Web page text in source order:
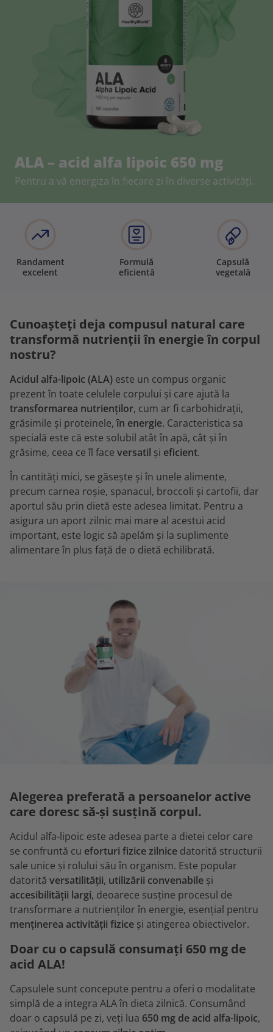
ALA – acid alfa lipoic 650 mg
Pentru a vă energiza în fiecare zi în diverse activități.
Randament
excelent
Formulă
eficientă
Capsulă
vegetală
Cunoașteți deja compusul natural care
transformă nutrienții în energie în corpul
nostru?
Acidul alfa-lipoic (ALA) este un compus organic
prezent în toate celulele corpului și care ajută la
transformarea nutrienților, cum ar fi carbohidrații,
grăsimile și proteinele,în energie. Caracteristica sa
specială este că este solubil atât în apă, cât și în
grăsime, ceea ce îl face versatil și eficient.
În cantități mici, se găsește și în unele alimente,
precum carnea roșie, spanacul, broccoli și cartofii, dar
aportul său prin dietă este adesea limitat. Pentru a
asigura un aport zilnic mai mare al acestui acid
important, este logic să apelăm și la suplimente
alimentare în plus față de o dietă echilibrată.
Alegerea preferată a persoanelor active
care doresc să-și susțină corpul.
Acidul alfa-lipoic este adesea parte a dietei celor care
se confruntă cu eforturi fizice zilnice datorită structurii
sale unice și rolului său în organism. Este popular
datorită versatilității, utilizării convenabile și
accesibilității largi, deoarece susține procesul de
transformare a nutrienților în energie, esențial pentru
menținerea activității fizice și atingerea obiectivelor.
Doar cu o capsulă consumați 650 mg de
acid ALA!
Capsulele sunt concepute pentru a oferi o modalitate
simplă de a integra ALA în dieta zilnică. Consumând
doar o capsulă pe zi, veți lua 650 mg de acid alfa-lipoic,